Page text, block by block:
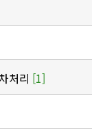
처리 [1]